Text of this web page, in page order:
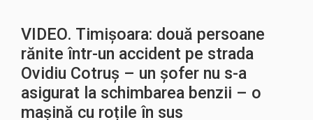
VIDEO. Timișoara: două persoane
rănite într-un accident pe strada
Ovidiu Cotruș – un șofer nu s-a
asigurat la schimbarea benzii – o
mașină cu roțile în sus